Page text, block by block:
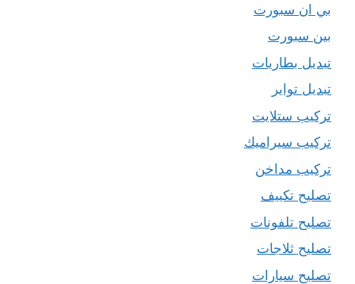
بي ان سبورت
بين سبورت
تبديل بطاريات
تبديل تواير
تركيب ستلايت
تركيب سيراميك
تركيب مداخن
تصليح تكييف
تصليح تلفونات
تصليح ثلاجات
تصليح سيارات